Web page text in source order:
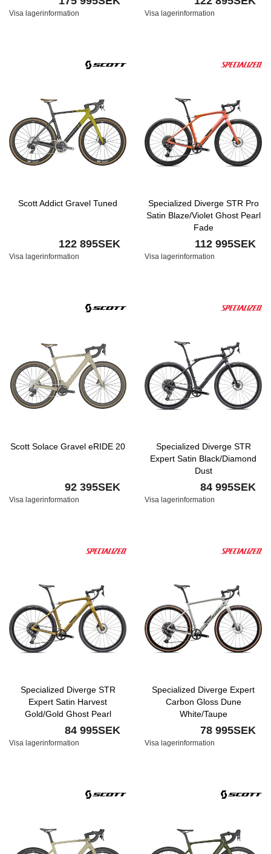
Visa lagerinformation Visa lagerinformation
Scott Addict Gravel Tuned
122 895SEK
Visa lagerinformation
Specialized Diverge STR Pro
Satin Blaze/Violet Ghost Pearl
Fade
112 995SEK
Visa lagerinformation
Scott Solace Gravel eRIDE 20
92 395SEK
Visa lagerinformation
Specialized Diverge STR
Expert Satin Black/Diamond
Dust
84 995SEK
Visa lagerinformation
Specialized Diverge STR
Expert Satin Harvest
Gold/Gold Ghost Pearl
84 995SEK
Visa lagerinformation
Specialized Diverge Expert
Carbon Gloss Dune
White/Taupe
78 995SEK
Visa lagerinformation